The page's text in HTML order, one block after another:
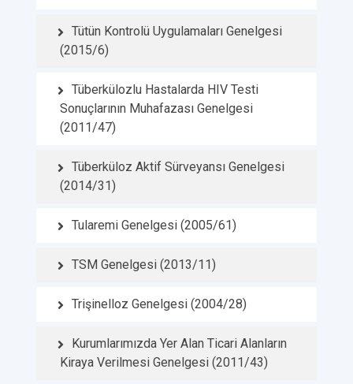
Tütün Kontrolü Uygulamaları Genelgesi
(2015/6)
Tüberkülozlu Hastalarda HIV Testi
Sonuçlarının Muhafazası Genelgesi
(2011/47)
Tüberküloz Aktif Sürveyansı Genelgesi
(2014/31)
Tularemi Genelgesi (2005/61)
TSM Genelgesi (2013/11)
Trişinelloz Genelgesi (2004/28)
Kurumlarımızda Yer Alan Ticari Alanların
Kiraya Verilmesi Genelgesi (2011/43)